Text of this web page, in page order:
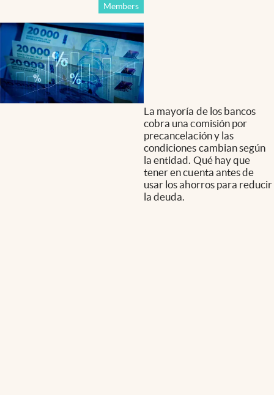
Members
La mayoría de los bancos
cobra una comisión por
precancelación y las
condiciones cambian según
la entidad. Qué hay que
tener en cuenta antes de
usar los ahorros para reducir
la deuda.